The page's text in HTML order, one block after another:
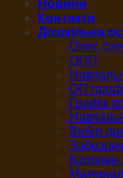
Новини
Контакти
Дошкільна
Опис
ОПП
ОП
Графік
Вибір
Кадрове